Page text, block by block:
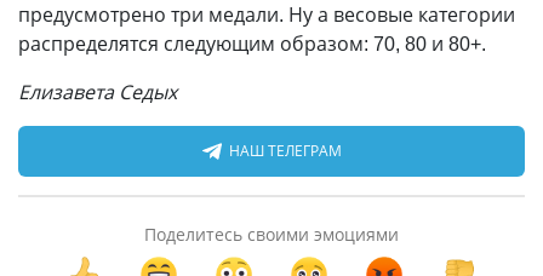
предусмотрено три медали. Ну а весовые категории
распределятся следующим образом: 70, 80 и 80+.
Елизавета Седых
НАШ ТЕЛЕГРАМ
Поделитесь своими эмоциями